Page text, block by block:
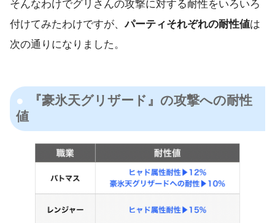
そんなわけでグリさんの攻撃に対する耐性をいろいろ
付けてみたわけですが、パーティそれぞれの耐性値は
次の通りになりました。
『豪氷天グリザード』の攻撃への耐性
値